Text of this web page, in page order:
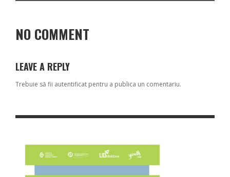
NO COMMENT
LEAVE A REPLY
Trebuie să fii autentificat pentru a publica un comentariu.